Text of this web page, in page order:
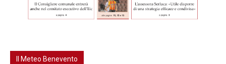
Il Meteo Benevento